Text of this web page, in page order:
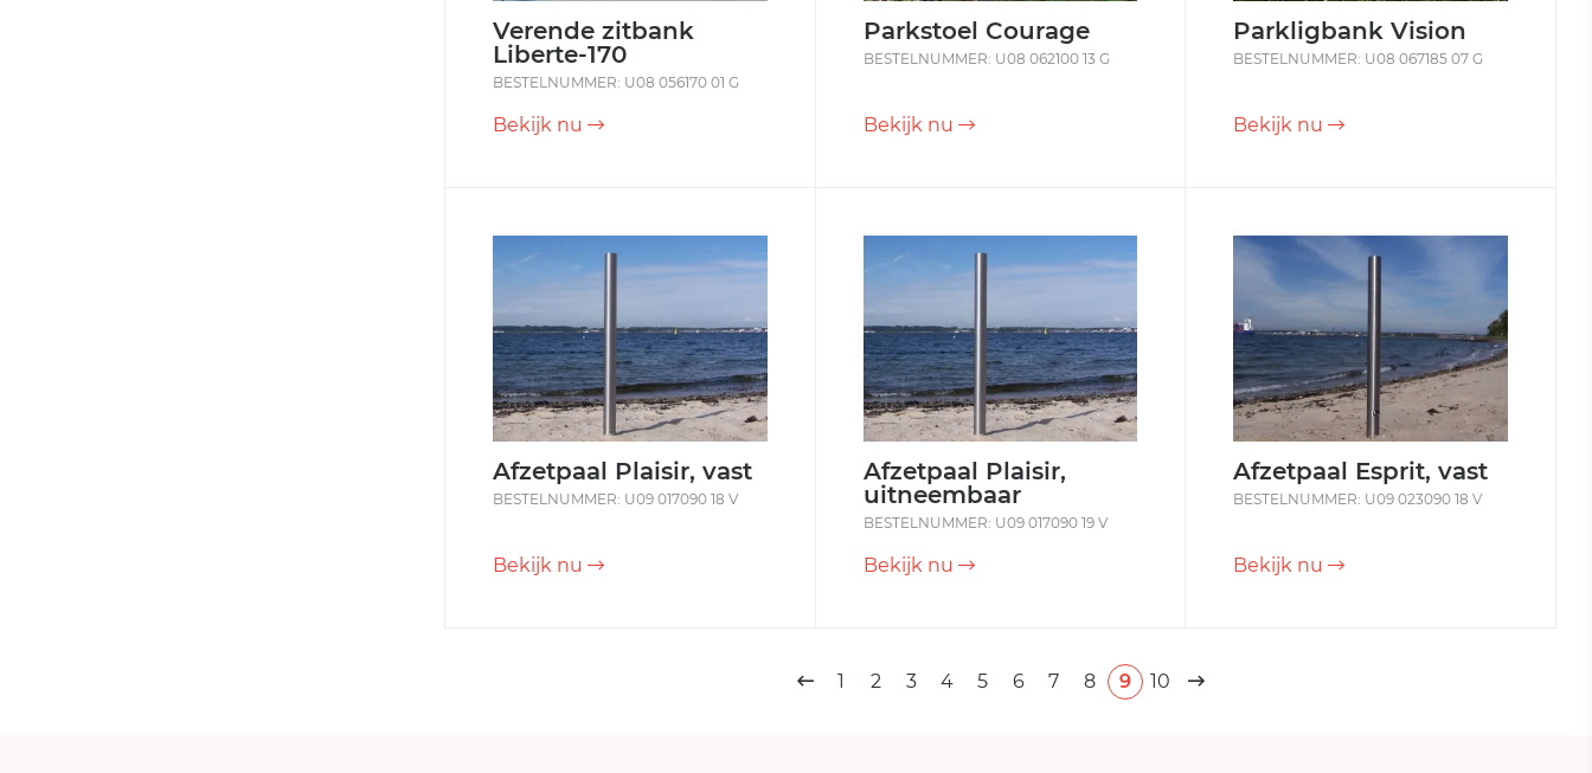
Verende zitbank
Liberte-170
BESTELNUMMER: U08 056170 01 G
Bekijk nu
Parkstoel Courage
BESTELNUMMER: U08 062100 13 G
Bekijk nu
Parkligbank Vision
BESTELNUMMER: U08 067185 07 G
Bekijk nu
Afzetpaal Plaisir, vast
BESTELNUMMER: U09 017090 18 V
Bekijk nu
Afzetpaal Plaisir,
uitneembaar
BESTELNUMMER: U09 017090 19 V
Bekijk nu
Afzetpaal Esprit, vast
BESTELNUMMER: U09 023090 18 V
Bekijk nu
1 2 3 4 5 6 7 8 9 10